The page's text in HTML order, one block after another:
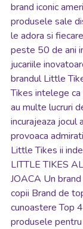
brand iconic
produsele sale
le adora si
peste 50 de ani
jucariile
brandul Little
Tikes intelege ca
au multe lucruri
incurajeaza jocul
provoaca
Little Tikes ii
LITTLE TIKES
JOACA Un
copii Brand de
cunoastere Top
produsele